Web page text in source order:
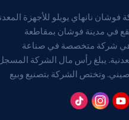
نانهاي يويلو للأجهزة
وتقع في مدينة فوشان بمقاطعة
وهي شركة متخصصة في صناعة
يبلغ رأس مال الشركة
يوان صيني. وتختص الشركة بتصنيع وبيع
لا يجوز ممارسة الأنشطة التجارية